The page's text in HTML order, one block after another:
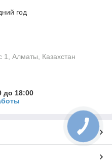
год
1, Алматы, Казахстан
до 18:00